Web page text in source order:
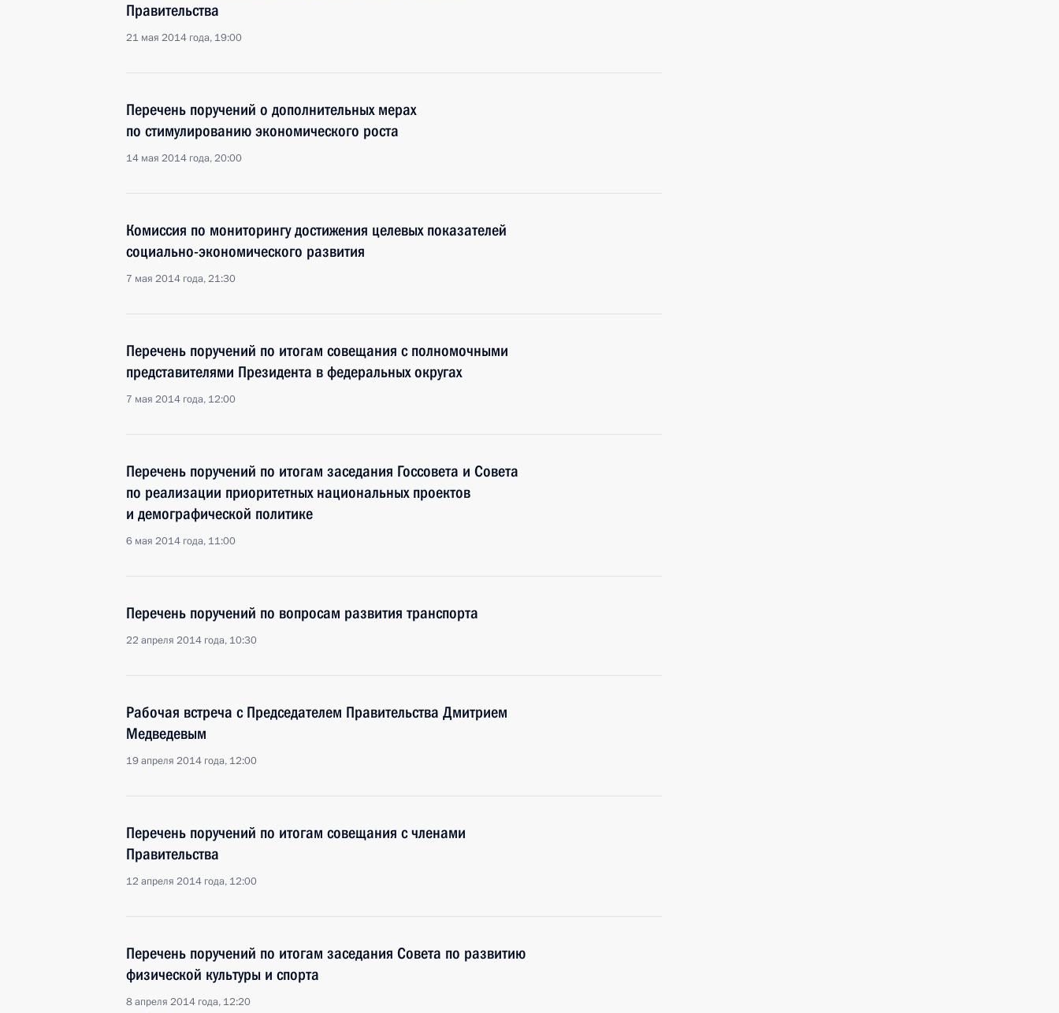
Правительства
21 мая 2014 года, 19:00
Перечень поручений о дополнительных мерах
по стимулированию экономического роста
14 мая 2014 года, 20:00
Комиссия по мониторингу достижения целевых показателей
социально-экономического развития
7 мая 2014 года, 21:30
Перечень поручений по итогам совещания с полномочными
представителями Президента в федеральных округах
7 мая 2014 года, 12:00
Перечень поручений по итогам заседания Госсовета и Совета
по реализации приоритетных национальных проектов
и демографической политике
6 мая 2014 года, 11:00
Перечень поручений по вопросам развития транспорта
22 апреля 2014 года, 10:30
Рабочая встреча с Председателем Правительства Дмитрием
Медведевым
19 апреля 2014 года, 12:00
Перечень поручений по итогам совещания с членами
Правительства
12 апреля 2014 года, 12:00
Перечень поручений по итогам заседания Совета по развитию
физической культуры и спорта
8 апреля 2014 года, 12:20